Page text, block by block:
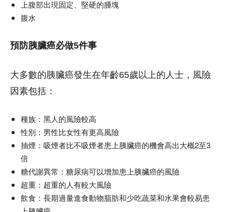
上腹部出現固定、堅硬的腫塊
腹水
預防胰臟癌必做5件事
大多數的胰臟癌發生在年齡65歲以上的人士，風險
因素包括：
種族：黑人的風險較高
性別：男性比女性有更高風險
抽煙：吸煙者比不吸煙者患上胰臟癌的機會高出大概2至3
倍
糖代謝異常：糖尿病可以增加患上胰臟癌的風險
超重：超重的人有較大風險
飲食：長期過量進食動物脂肪和少吃蔬菜和水果會較易患